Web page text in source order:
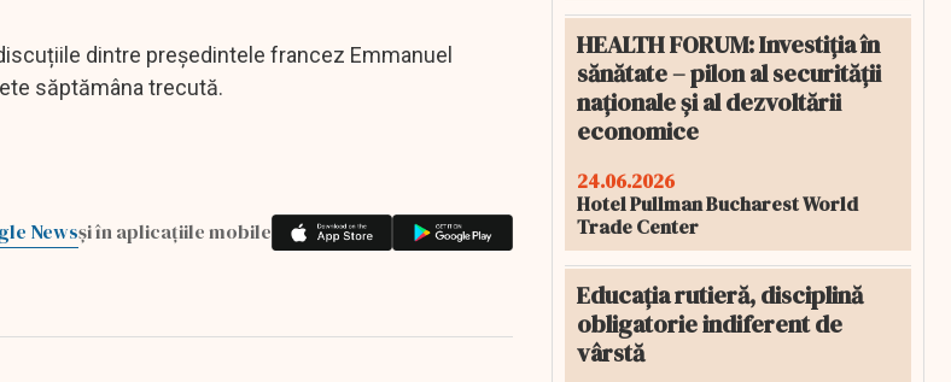
dintre președintele francez Emmanuel
săptămâna trecută.
Newsși în aplicațiile mobile
HEALTH FORUM: Investiția în
sănătate – pilon al securității
naționale și al dezvoltării
economice
24.06.2026
Hotel Pullman Bucharest World
Trade Center
Educația rutieră, disciplină
obligatorie indiferent de
vârstă